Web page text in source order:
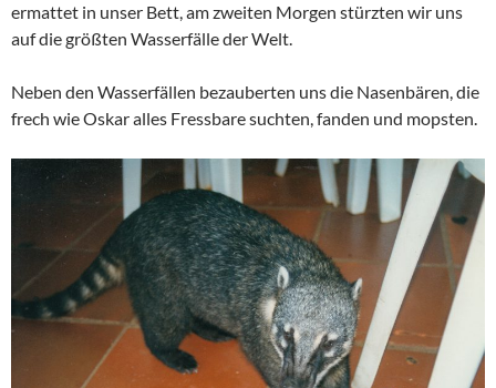
ermattet in unser Bett, am zweiten Morgen stürzten wir uns
auf die größten Wasserfälle der Welt.
Neben den Wasserfällen bezauberten uns die Nasenbären, die
frech wie Oskar alles Fressbare suchten, fanden und mopsten.